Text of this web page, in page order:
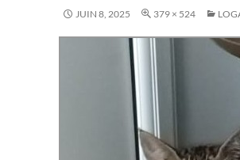
JUIN 8, 2025 379 × 524